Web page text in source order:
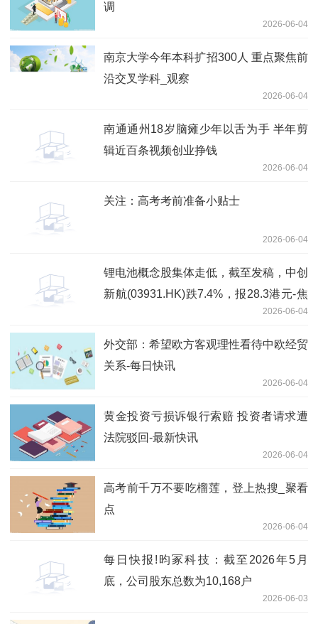
调
2026-06-04
南京大学今年本科扩招300人 重点聚焦前
沿交叉学科_观察
2026-06-04
南通通州18岁脑瘫少年以舌为手 半年剪
辑近百条视频创业挣钱
2026-06-04
关注：高考考前准备小贴士
2026-06-04
锂电池概念股集体走低，截至发稿，中创
新航(03931.HK)跌7.4%，报28.3港元-焦
2026-06-04
外交部：希望欧方客观理性看待中欧经贸
关系-每日快讯
2026-06-04
黄金投资亏损诉银行索赔 投资者请求遭
法院驳回-最新快讯
2026-06-04
高考前千万不要吃榴莲，登上热搜_聚看
点
2026-06-04
每日快报!昀冢科技：截至2026年5月
底，公司股东总数为10,168户
2026-06-03